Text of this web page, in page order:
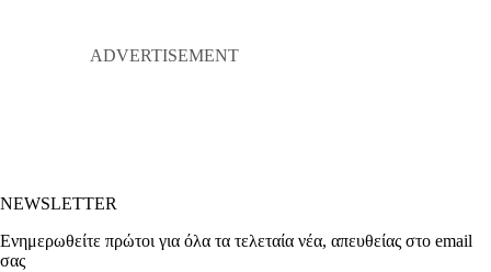
NEWSLETTER
Ενημερωθείτε πρώτοι για όλα τα τελεταία νέα, απευθείας στο email
σας